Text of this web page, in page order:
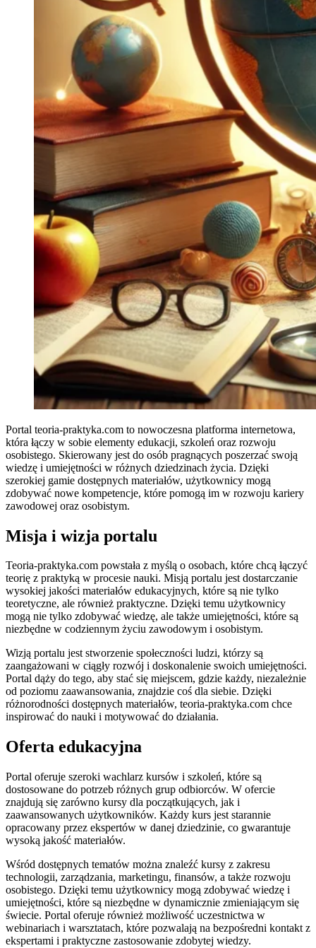
Portal teoria-praktyka.com to nowoczesna platforma internetowa,
która łączy w sobie elementy edukacji, szkoleń oraz rozwoju
osobistego. Skierowany jest do osób pragnących poszerzać swoją
wiedzę i umiejętności w różnych dziedzinach życia. Dzięki
szerokiej gamie dostępnych materiałów, użytkownicy mogą
zdobywać nowe kompetencje, które pomogą im w rozwoju kariery
zawodowej oraz osobistym.
Misja i wizja portalu
Teoria-praktyka.com powstała z myślą o osobach, które chcą łączyć
teorię z praktyką w procesie nauki. Misją portalu jest dostarczanie
wysokiej jakości materiałów edukacyjnych, które są nie tylko
teoretyczne, ale również praktyczne. Dzięki temu użytkownicy
mogą nie tylko zdobywać wiedzę, ale także umiejętności, które są
niezbędne w codziennym życiu zawodowym i osobistym.
Wizją portalu jest stworzenie społeczności ludzi, którzy są
zaangażowani w ciągły rozwój i doskonalenie swoich umiejętności.
Portal dąży do tego, aby stać się miejscem, gdzie każdy, niezależnie
od poziomu zaawansowania, znajdzie coś dla siebie. Dzięki
różnorodności dostępnych materiałów, teoria-praktyka.com chce
inspirować do nauki i motywować do działania.
Oferta edukacyjna
Portal oferuje szeroki wachlarz kursów i szkoleń, które są
dostosowane do potrzeb różnych grup odbiorców. W ofercie
znajdują się zarówno kursy dla początkujących, jak i
zaawansowanych użytkowników. Każdy kurs jest starannie
opracowany przez ekspertów w danej dziedzinie, co gwarantuje
wysoką jakość materiałów.
Wśród dostępnych tematów można znaleźć kursy z zakresu
technologii, zarządzania, marketingu, finansów, a także rozwoju
osobistego. Dzięki temu użytkownicy mogą zdobywać wiedzę i
umiejętności, które są niezbędne w dynamicznie zmieniającym się
świecie. Portal oferuje również możliwość uczestnictwa w
webinariach i warsztatach, które pozwalają na bezpośredni kontakt z
ekspertami i praktyczne zastosowanie zdobytej wiedzy.